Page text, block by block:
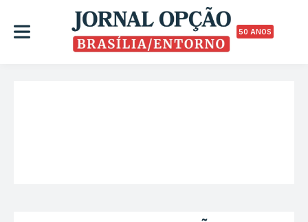
50 ANOS